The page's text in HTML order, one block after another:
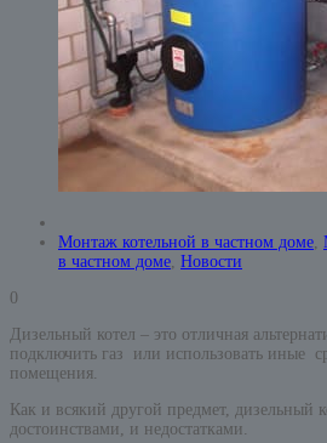
Монтаж котельной в частном доме,
в частном доме, Новости
0
Дизельный котел – это отличная
подключить газ или использовать иные
помещения.
Как и всякий другой предмет, дизельный
достоинствами, и недостатками.